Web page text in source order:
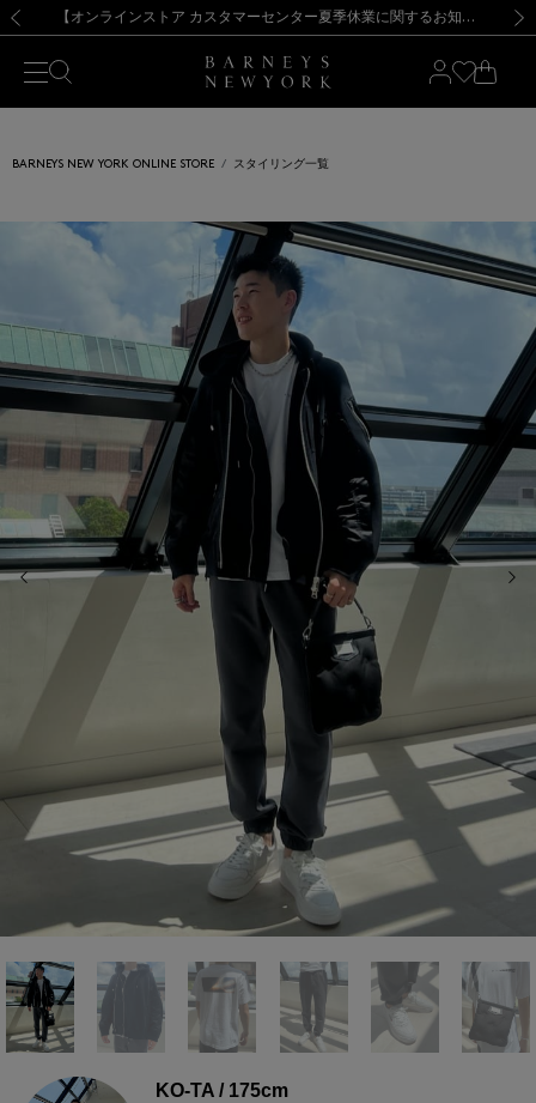
新規登録のお客様も対象！＜MY BARNEYS＞会員のお客様は11,000円（税込）以上のお買上げで常時送料無料！お買い物の際は会員登録を！
【夏季休業に伴う出荷一時停止のお知らせ】(2026.8.7) 【オンラインストア カスタマーセンター夏季休業に関するお知らせ】（2026.8.7）
【夏季休業に伴う返品・交換承り一時停止のお知らせ】（2026.8.5）
熊本県を中心とした地震の影響によるお荷物のお届けについて
【開催中】SUMMER SALEのご案内・ご注意事項 新規登録のお客様も対象！＜MY BARNEYS＞会員のお客様は11,000円（税込）以上のお買上げで常時送料無料！お買い物の際は会員登録を！
【夏季休業に伴う出荷一時停止のお知らせ】(2026.8.7)
BARNEYS NEW YORK ONLINE STORE スタイリング一覧
前の画像 次
KO-TA / 175cm